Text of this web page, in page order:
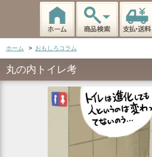
ホーム > おもしろコラム
丸の内トイレ考